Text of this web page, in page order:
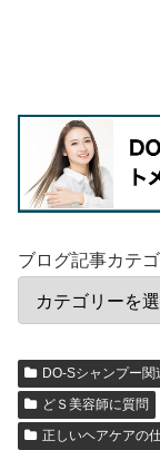
ブログ記事カテ
DO-Sシャンプー関
どＳ美容師に質問
正しいヘアケアの